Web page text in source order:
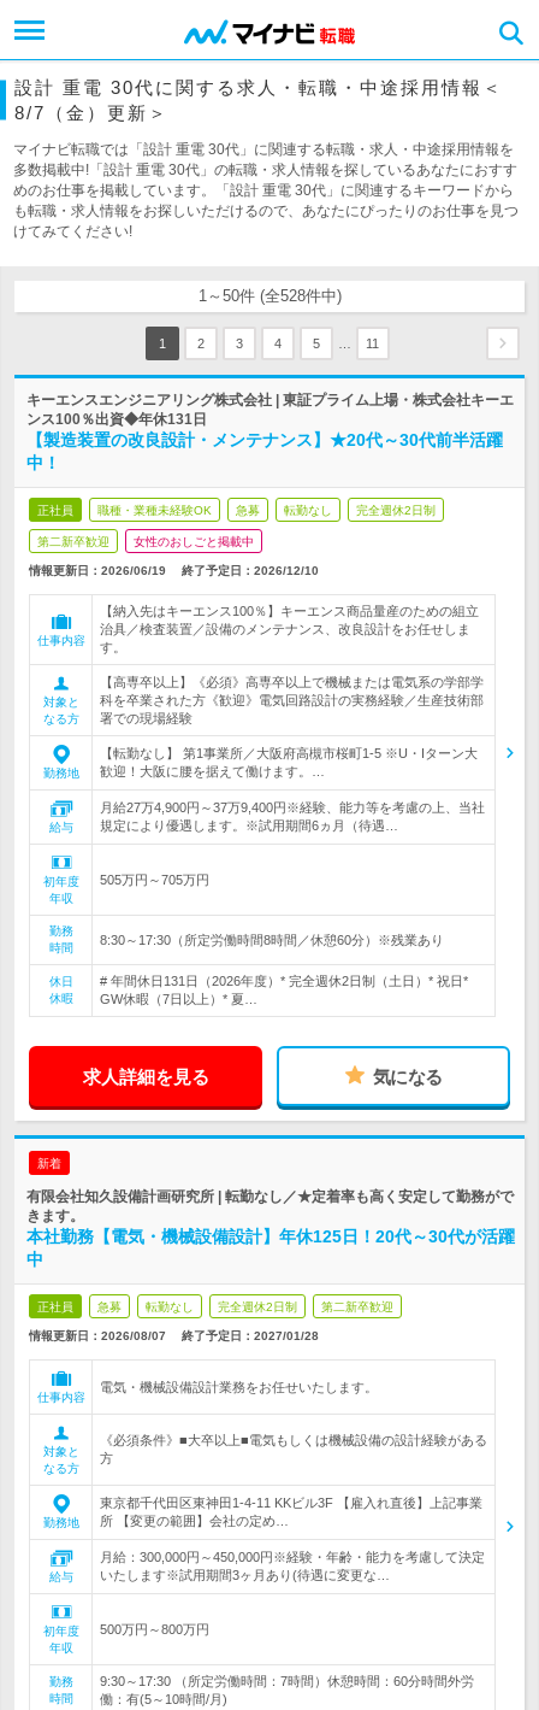
設計 重電 30代に関する求人・転職・中途採用情報＜
8/7（金）更新＞
マイナビ転職では「設計 重電 30代」に関連する転職・求人・中途採用情報を
多数掲載中!「設計 重電 30代」の転職・求人情報を探しているあなたにおすす
めのお仕事を掲載しています。「設計 重電 30代」に関連するキーワードから
も転職・求人情報をお探しいただけるので、あなたにぴったりのお仕事を見つ
けてみてください!
1～50件 (全528件中)
1 2 3 4 5 11
キーエンスエンジニアリング株式会社 | 東証プライム上場・株式会社キーエ
ンス100％出資◆年休131日
【製造装置の改良設計・メンテナンス】★20代～30代前半活躍
中！
正社員 職種・業種未経験OK 急募 転勤なし 完全週休2日制
第二新卒歓迎 女性のおしごと掲載中
情報更新日：2026/06/19 終了予定日： 2026/12/10
仕事内容
【納入先はキーエンス100％】キーエンス商品量産のための組立
治具／検査装置／設備のメンテナンス、改良設計をお任せしま
す。
対象と
なる方
【高専卒以上】《必須》高専卒以上で機械または電気系の学部学
科を卒業された方《歓迎》電気回路設計の実務経験／生産技術部
署での現場経験
勤務地
【転勤なし】 第1事業所／大阪府高槻市桜町1-5 ※U・Iターン大
歓迎！大阪に腰を据えて働けます。…
給与
月給27万4,900円～37万9,400円※経験、能力等を考慮の上、当社
規定により優遇します。※試用期間6ヵ月（待遇…
初年度
年収
505万円～705万円
勤務
時間
8:30～17:30（所定労働時間8時間／休憩60分）※残業あり
休日
休暇
# 年間休日131日（2026年度）* 完全週休2日制（土日）* 祝日*
GW休暇（7日以上）* 夏…
求人詳細を見る 気になる
新着
有限会社知久設備計画研究所 | 転勤なし／★定着率も高く安定して勤務がで
きます。
本社勤務【電気・機械設備設計】年休125日！20代～30代が活躍
中
正社員 急募 転勤なし 完全週休2日制 第二新卒歓迎
情報更新日：2026/08/07 終了予定日： 2027/01/28
仕事内容
電気・機械設備設計業務をお任せいたします。
対象と
なる方
《必須条件》■大卒以上■電気もしくは機械設備の設計経験がある
方
勤務地
東京都千代田区東神田1-4-11 KKビル3F 【雇入れ直後】上記事業
所 【変更の範囲】会社の定め…
給与
月給：300,000円～450,000円※経験・年齢・能力を考慮して決定
いたします※試用期間3ヶ月あり(待遇に変更な…
初年度
年収
500万円～800万円
勤務
時間
9:30～17:30 （所定労働時間：7時間）休憩時間：60分時間外労
働：有(5～10時間/月)